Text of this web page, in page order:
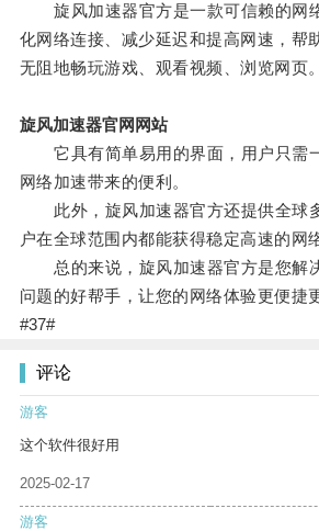
旋风加速器官方是一款可信赖的网
化网络连接、减少延迟和提高网速，帮
无阻地畅玩游戏、观看视频、浏览网页。
旋风加速器官网网站
它具有简单易用的界面，用户只需
网络加速带来的便利。
此外，旋风加速器官方还提供全球
户在全球范围内都能获得稳定高速的网
总的来说，旋风加速器官方是您解
问题的好帮手，让您的网络体验更便捷
#37#
评论
游客
这个软件很好用
2025-02-17
游客